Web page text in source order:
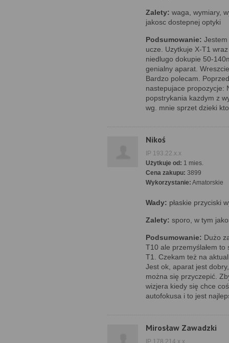
Zalety: waga, wymiary,
jakosc dostepnej optyki
Podsumowanie:
ucze. Uzytkuje X-T1
niedlugo dokupie 50-
genialny aparat.
Bardzo polecam.
nastepujace propozycje:
popstrykania kazdym z
wg. mnie sprzet dzieki
Nikoś
IP 193.22.x.x
Użytkuje od: 1 mies.
Cena zakupu: 3899
Wykorzystanie: Amatorskie
Wady: płaskie przyciski
Zalety: sporo, w tym
Podsumowanie: Dużo
T10 ale przemyślałem to
T1. Czekam też na
Jest ok, aparat jest
można się przyczepić.
wizjera kiedy się chce
autofokusa i to jest
Mirosław Zawadzki
IP 178.214.x.x